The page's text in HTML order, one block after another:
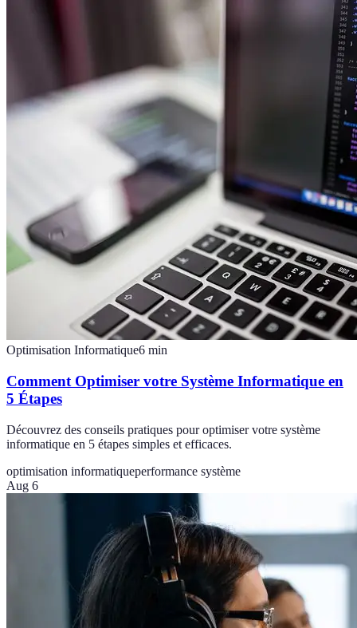
Optimisation Informatique6 min
Comment Optimiser votre Système Informatique en
5 Étapes
Découvrez des conseils pratiques pour optimiser votre système
informatique en 5 étapes simples et efficaces.
optimisation informatiqueperformance système
Aug 6